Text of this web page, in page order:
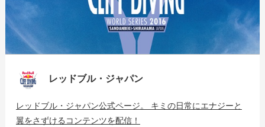
レッドブル・ジャパン
レッドブル・ジャパン公式ページ。 キミの日常にエナジーと
翼をさずけるコンテンツを配信！